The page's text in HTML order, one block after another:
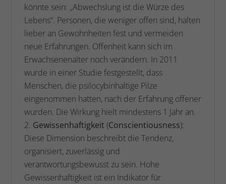
könnte sein: „Abwechslung ist die Würze des
Lebens“. Personen, die weniger offen sind, halten
lieber an Gewohnheiten fest und vermeiden
neue Erfahrungen. Offenheit kann sich im
Erwachsenenalter noch verändern. In 2011
wurde in einer Studie festgestellt, dass
Menschen, die psilocybinhaltige Pilze
eingenommen hatten, nach der Erfahrung offener
wurden. Die Wirkung hielt mindestens 1 Jahr an.
Gewissenhaftigkeit (Conscientiousness):
Diese Dimension beschreibt die Tendenz,
organisiert, zuverlässig und
verantwortungsbewusst zu sein. Hohe
Gewissenhaftigkeit ist ein Indikator für